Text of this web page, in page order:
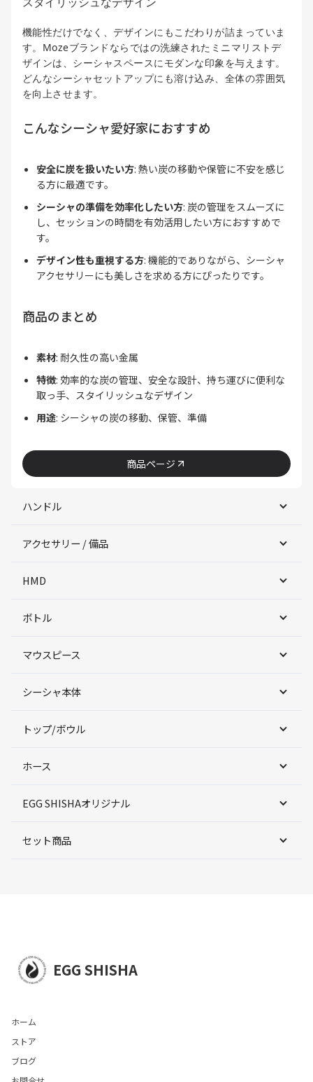
機能性だけでなく、デザインにもこだわりが詰まっていま
す。Mozeブランドならではの洗練されたミニマリストデ
ザインは、シーシャスペースにモダンな印象を与えます。
どんなシーシャセットアップにも溶け込み、全体の雰囲気
を向上させます。
こんなシーシャ愛好家におすすめ
安全に炭を扱いたい方: 熱い炭の移動や保管に不安を感じ
る方に最適です。
シーシャの準備を効率化したい方: 炭の管理をスムーズに
し、セッションの時間を有効活用したい方におすすめで
す。
デザイン性も重視する方: 機能的でありながら、シーシャ
アクセサリーにも美しさを求める方にぴったりです。
商品のまとめ
素材: 耐久性の高い金属
特徴: 効率的な炭の管理、安全な設計、持ち運びに便利な
取っ手、スタイリッシュなデザイン
用途: シーシャの炭の移動、保管、準備
商品ページ
ハンドル
アクセサリー / 備品
HMD
ボトル
マウスピース
シーシャ本体
トップ/ボウル
ホース
EGG SHISHAオリジナル
セット商品
EGG SHISHA
ホーム
ストア
ブログ